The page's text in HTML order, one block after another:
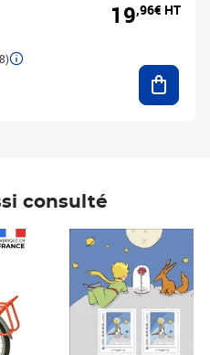
19,96€ HT
consulté
Prix 6,25€ HT